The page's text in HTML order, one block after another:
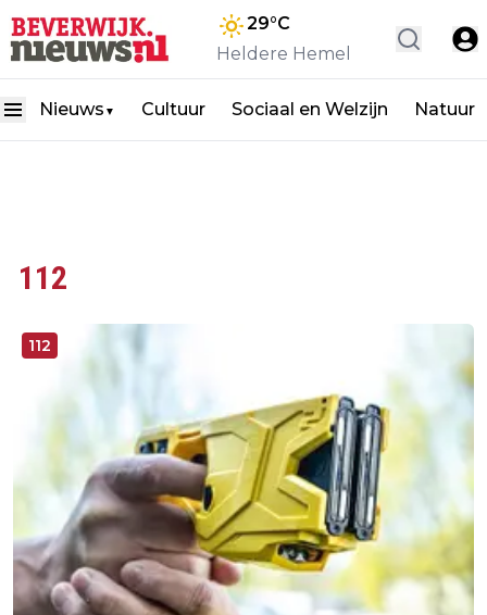
29°C
Heldere Hemel
Nieuws ▼ Cultuur Sociaal en Welzijn Natuur
112
112